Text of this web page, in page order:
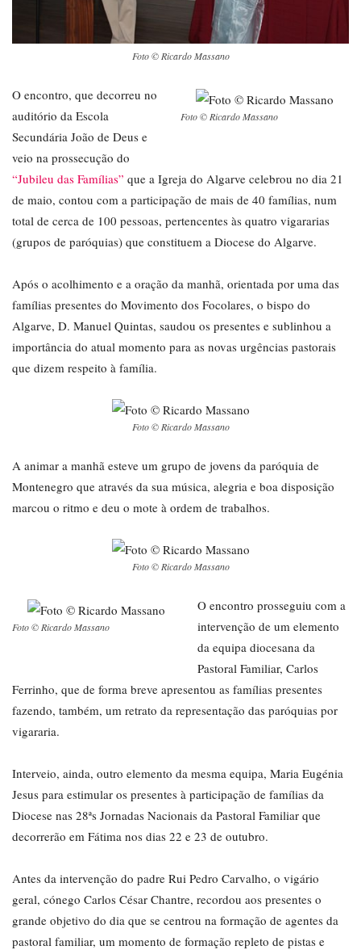
Foto © Ricardo Massano
Foto © Ricardo Massano
O encontro, que decorreu no
auditório da Escola
Secundária João de Deus e
veio na prossecução do
“Jubileu das Famílias” que a Igreja do Algarve celebrou no dia 21
de maio, contou com a participação de mais de 40 famílias, num
total de cerca de 100 pessoas, pertencentes às quatro vigararias
(grupos de paróquias) que constituem a Diocese do Algarve.
Após o acolhimento e a oração da manhã, orientada por uma das
famílias presentes do Movimento dos Focolares, o bispo do
Algarve, D. Manuel Quintas, saudou os presentes e sublinhou a
importância do atual momento para as novas urgências pastorais
que dizem respeito à família.
Foto © Ricardo Massano
A animar a manhã esteve um grupo de jovens da paróquia de
Montenegro que através da sua música, alegria e boa disposição
marcou o ritmo e deu o mote à ordem de trabalhos.
Foto © Ricardo Massano
Foto © Ricardo Massano
O encontro prosseguiu com a
intervenção de um elemento
da equipa diocesana da
Pastoral Familiar, Carlos
Ferrinho, que de forma breve apresentou as famílias presentes
fazendo, também, um retrato da representação das paróquias por
vigararia.
Interveio, ainda, outro elemento da mesma equipa, Maria Eugénia
Jesus para estimular os presentes à participação de famílias da
Diocese nas 28ªs Jornadas Nacionais da Pastoral Familiar que
decorrerão em Fátima nos dias 22 e 23 de outubro.
Antes da intervenção do padre Rui Pedro Carvalho, o vigário
geral, cónego Carlos César Chantre, recordou aos presentes o
grande objetivo do dia que se centrou na formação de agentes da
pastoral familiar, um momento de formação repleto de pistas e